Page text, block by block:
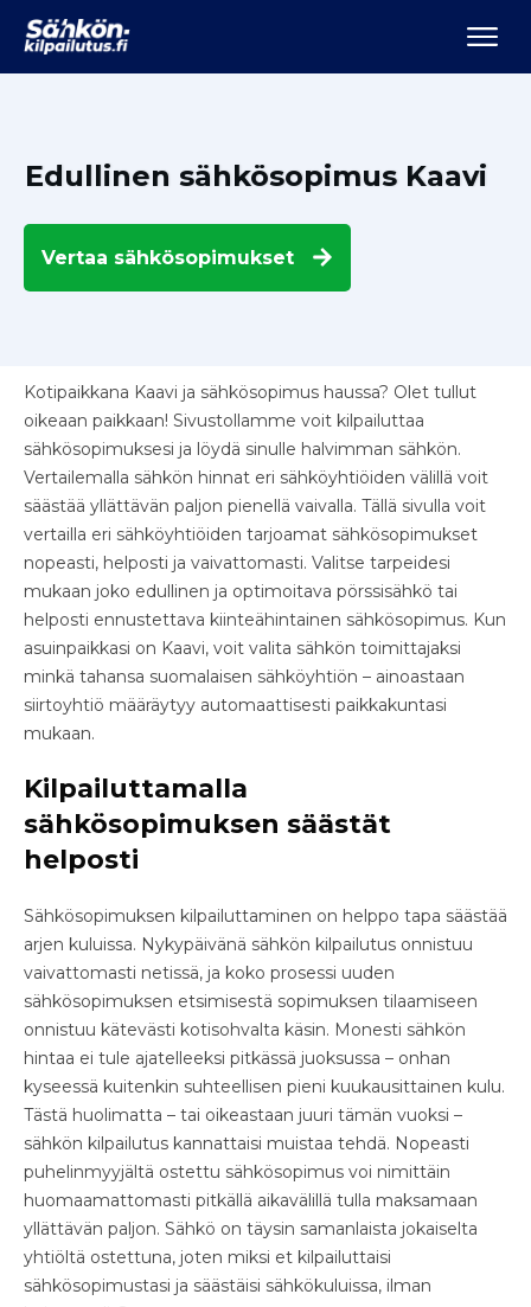
Edullinen sähkösopimus Kaavi
Vertaa sähkösopimukset
Kotipaikkana Kaavi ja sähkösopimus haussa? Olet tullut
oikeaan paikkaan! Sivustollamme voit kilpailuttaa
sähkösopimuksesi ja löydä sinulle halvimman sähkön.
Vertailemalla sähkön hinnat eri sähköyhtiöiden välillä voit
säästää yllättävän paljon pienellä vaivalla. Tällä sivulla voit
vertailla eri sähköyhtiöiden tarjoamat sähkösopimukset
nopeasti, helposti ja vaivattomasti. Valitse tarpeidesi
mukaan joko edullinen ja optimoitava pörssisähkö tai
helposti ennustettava kiinteähintainen sähkösopimus. Kun
asuinpaikkasi on Kaavi, voit valita sähkön toimittajaksi
minkä tahansa suomalaisen sähköyhtiön – ainoastaan
siirtoyhtiö määräytyy automaattisesti paikkakuntasi
mukaan.
Kilpailuttamalla
sähkösopimuksen säästät
helposti
Sähkösopimuksen kilpailuttaminen on helppo tapa säästää
arjen kuluissa. Nykypäivänä sähkön kilpailutus onnistuu
vaivattomasti netissä, ja koko prosessi uuden
sähkösopimuksen etsimisestä sopimuksen tilaamiseen
onnistuu kätevästi kotisohvalta käsin. Monesti sähkön
hintaa ei tule ajatelleeksi pitkässä juoksussa – onhan
kyseessä kuitenkin suhteellisen pieni kuukausittainen kulu.
Tästä huolimatta – tai oikeastaan juuri tämän vuoksi –
sähkön kilpailutus kannattaisi muistaa tehdä. Nopeasti
puhelinmyyjältä ostettu sähkösopimus voi nimittäin
huomaamattomasti pitkällä aikavälillä tulla maksamaan
yllättävän paljon. Sähkö on täysin samanlaista jokaiselta
yhtiöltä ostettuna, joten miksi et kilpailuttaisi
sähkösopimustasi ja säästäisi sähkökuluissa, ilman